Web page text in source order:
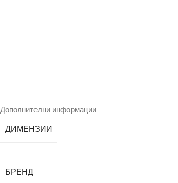
Дополнителни информации
ДИМЕНЗИИ
БРЕНД